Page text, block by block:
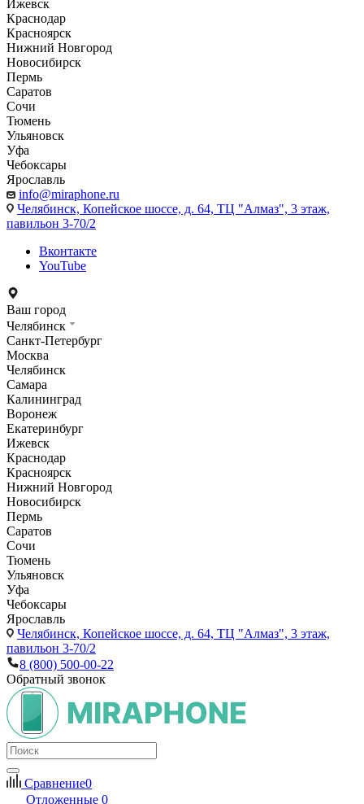
Ижевск
Краснодар
Красноярск
Нижний Новгород
Новосибирск
Пермь
Саратов
Сочи
Тюмень
Ульяновск
Уфа
Чебоксары
Ярославль
info@miraphone.ru
Челябинск, Копейское шоссе, д. 64, ТЦ "Алмаз", 3 этаж,
павильон 3-70/2
Вконтакте
YouTube
Ваш город
Челябинск
Санкт-Петербург
Москва
Челябинск
Самара
Калининград
Воронеж
Екатеринбург
Ижевск
Краснодар
Красноярск
Нижний Новгород
Новосибирск
Пермь
Саратов
Сочи
Тюмень
Ульяновск
Уфа
Чебоксары
Ярославль
Челябинск, Копейское шоссе, д. 64, ТЦ "Алмаз", 3 этаж,
павильон 3-70/2
8 (800) 500-00-22
Обратный звонок
Сравнение0
Отложенные 0